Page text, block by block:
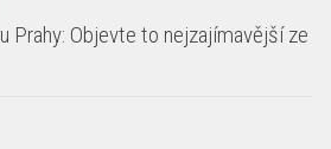
Prahy: Objevte to nejzajímavější ze